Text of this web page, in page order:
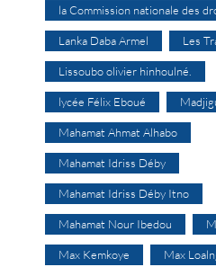
la Commission nationale des
Lanka Daba Armel Les
Lissoubo olivier hinhoulné.
lycée Félix Eboué
Mahamat Ahmat Alhabo
Mahamat Idriss Déby
Mahamat Idriss Déby Itno
Mahamat Nour Ibedou
Max Kemkoye Max